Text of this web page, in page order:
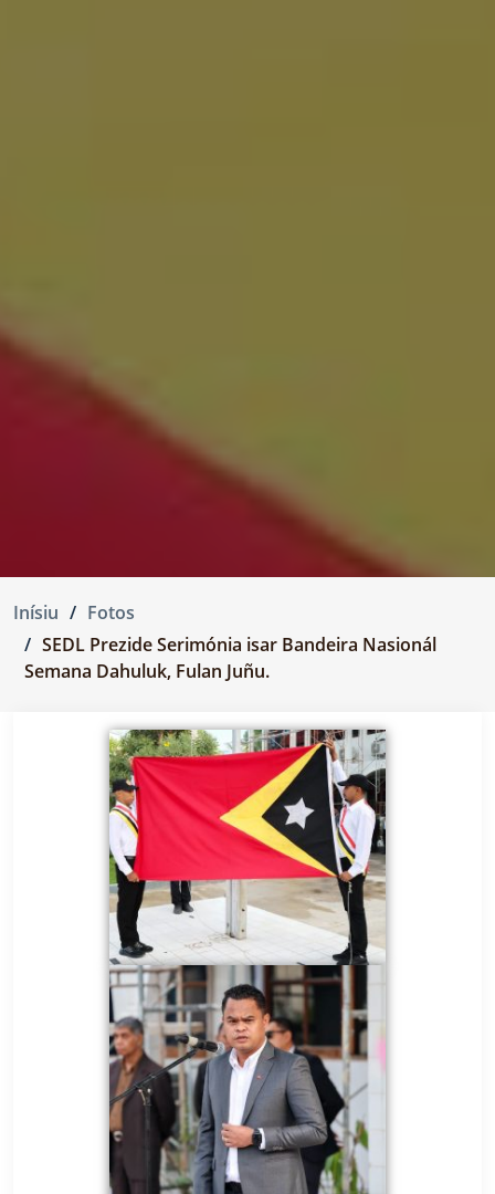
Inísiu
Fotos
SEDL Prezide Serimónia isar Bandeira Nasionál
Semana Dahuluk, Fulan Juñu.